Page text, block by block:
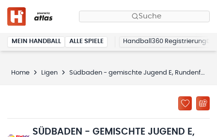
Suche
MEIN HANDBALL ALLE SPIELE Handball360 Registrierung
Home Ligen Südbaden - gemischte Jugend E, Rundenform, Gruppe 2
SÜDBADEN - GEMISCHTE JUGEND E,